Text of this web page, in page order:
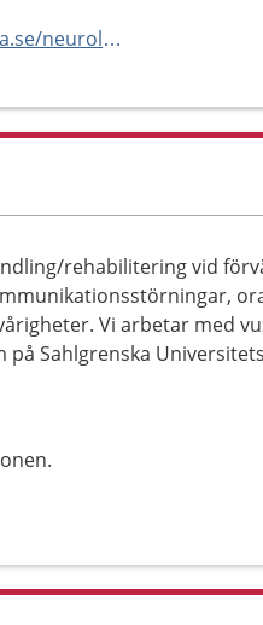
https://www.sahlgrenska.se/neurologopedimottagning-molndal
rehabilitering vid
Vi arbetar med
Sahlgrenska